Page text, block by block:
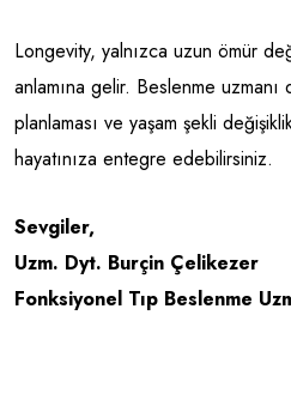
Longevity, yalnızca uzun ömür
anlamına gelir. Beslenme
planlaması ve yaşam şekli
hayatınıza entegre edebilirsiniz.
Sevgiler,
Uzm. Dyt. Burçin Çelikezer
Fonksiyonel Tıp Beslenme